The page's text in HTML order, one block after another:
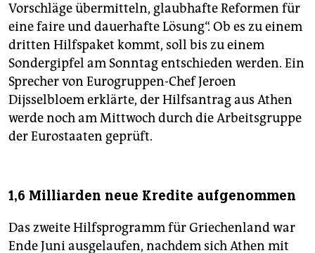
Vorschläge übermitteln, glaubhafte Reformen für
eine faire und dauerhafte Lösung“. Ob es zu einem
dritten Hilfspaket kommt, soll bis zu einem
Sondergipfel am Sonntag entschieden werden. Ein
Sprecher von Eurogruppen-Chef Jeroen
Dijsselbloem erklärte, der Hilfsantrag aus Athen
werde noch am Mittwoch durch die Arbeitsgruppe
der Eurostaaten geprüft.
1,6 Milliarden neue Kredite aufgenommen
Das zweite Hilfsprogramm für Griechenland war
Ende Juni ausgelaufen, nachdem sich Athen mit